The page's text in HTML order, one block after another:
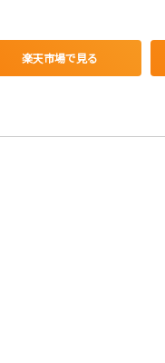
楽天市場で見る